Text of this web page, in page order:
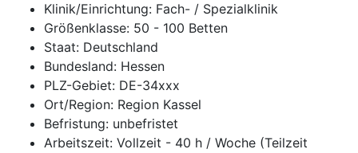
Klinik/Einrichtung: Fach- / Spezialklinik
Größenklasse: 50 - 100 Betten
Staat: Deutschland
Bundesland: Hessen
PLZ-Gebiet: DE-34xxx
Ort/Region: Region Kassel
Befristung: unbefristet
Arbeitszeit: Vollzeit - 40 h / Woche (Teilzeit